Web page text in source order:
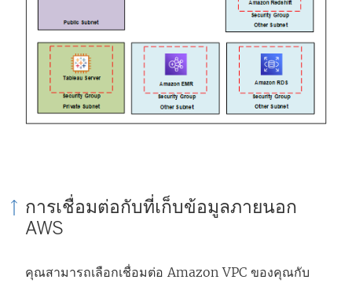
การเชื่อมต่อกับที่เก็บข้อมูลภายนอก
AWS
คุณสามารถเลือกเชื่อมต่อ Amazon VPC ของคุณกับ